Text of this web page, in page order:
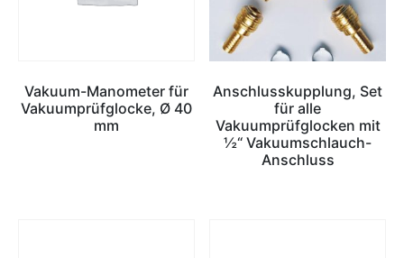
Vakuum-Manometer für
Vakuumprüfglocke, Ø 40
mm
Anschlusskupplung, Set
für alle
Vakuumprüfglocken mit
½“ Vakuumschlauch-
Anschluss